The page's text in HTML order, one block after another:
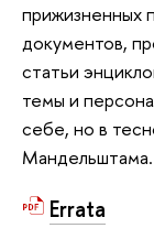
прижизненных
документов,
статьи
темы и
себе, но в
Мандельштама.
Errata